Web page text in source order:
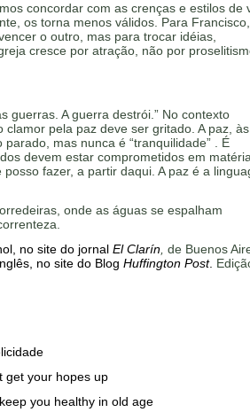
concordar com as crenças e estilos de
os torna menos válidos. Para
o outro, mas para trocar idéias,
cresce por atração, não por
guerras. A guerra destrói.” No contexto
pela paz deve ser gritado. A paz, às
mas nunca é “tranquilidade” . É
devem estar comprometidos em
fazer, a partir daqui. A paz é a
onde as águas se espalham
no site do jornal El Clarín de Buenos
no site do Blog Huffington Post.
get your hopes up
you healthy in old age